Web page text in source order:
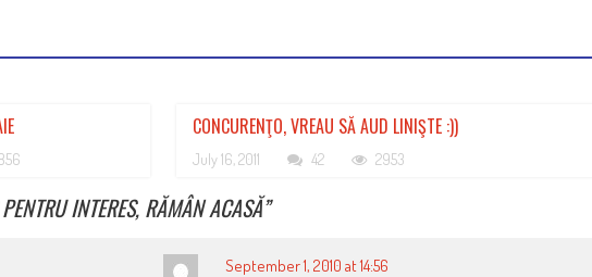
CONCURENŢO, VREAU SĂ AUD LINIŞTE :))
July 16, 2011 42 2953
INTERES, RĂMÂN ACASĂ”
September 1, 2010 at 14:56